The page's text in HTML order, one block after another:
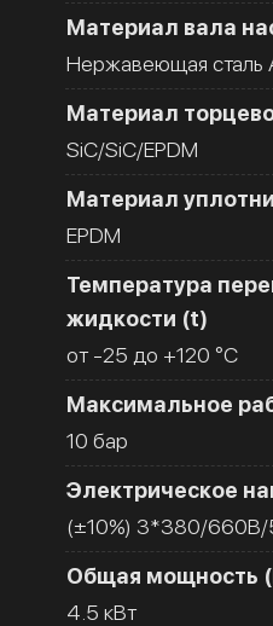
Материал вала
Нержавеющая сталь
Материал
SiC/SiC/EPDM
Материал
EPDM
Температура
жидкости (t)
от -25 до +120 °C
Максимальное
10 бар
Электрическое
(±10%) 3*380/660В/
Общая мощность
4.5 кВт